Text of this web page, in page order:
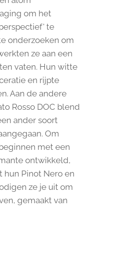
om het
te
onderzoeken om
ze aan een
vaten. Hun witte
en rijpte
Aan de andere
Rosso DOC blend
ander soort
Om
met een
ontwikkeld,
Pinot Nero en
ze je uit om
gemaakt van